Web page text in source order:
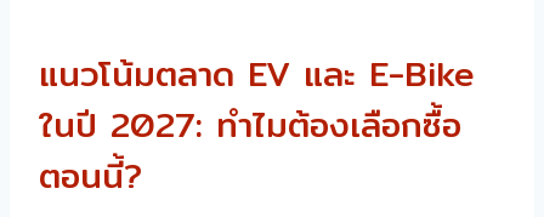
แนวโน้มตลาด EV และ E-Bike
ในปี 2027: ทำไมต้องเลือกซื้อ
ตอนนี้?